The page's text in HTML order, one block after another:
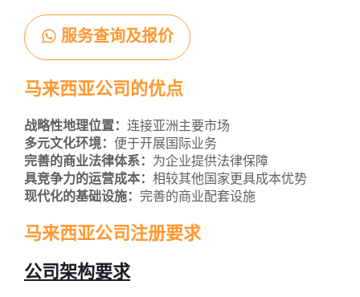
服务查询及报价
马来西亚公司的优点
战略性地理位置： 连接亚洲主要市场
多元文化环境： 便于开展国际业务
完善的商业法律体系： 为企业提供法律保障
具竞争力的运营成本： 相较其他国家更具成本优势
现代化的基础设施： 完善的商业配套设施
马来西亚公司注册要求
公司架构要求